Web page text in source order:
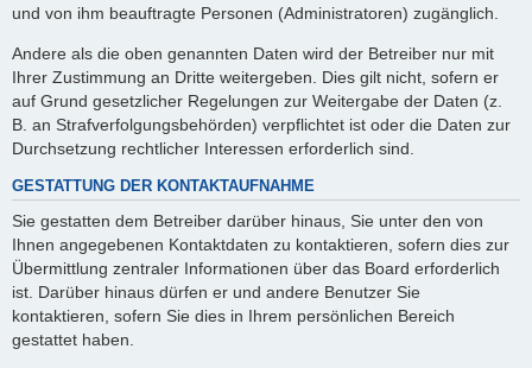
und von ihm beauftragte Personen (Administratoren) zugänglich.
Andere als die oben genannten Daten wird der Betreiber nur mit
Ihrer Zustimmung an Dritte weitergeben. Dies gilt nicht, sofern er
auf Grund gesetzlicher Regelungen zur Weitergabe der Daten (z.
B. an Strafverfolgungsbehörden) verpflichtet ist oder die Daten zur
Durchsetzung rechtlicher Interessen erforderlich sind.
GESTATTUNG DER KONTAKTAUFNAHME
Sie gestatten dem Betreiber darüber hinaus, Sie unter den von
Ihnen angegebenen Kontaktdaten zu kontaktieren, sofern dies zur
Übermittlung zentraler Informationen über das Board erforderlich
ist. Darüber hinaus dürfen er und andere Benutzer Sie
kontaktieren, sofern Sie dies in Ihrem persönlichen Bereich
gestattet haben.